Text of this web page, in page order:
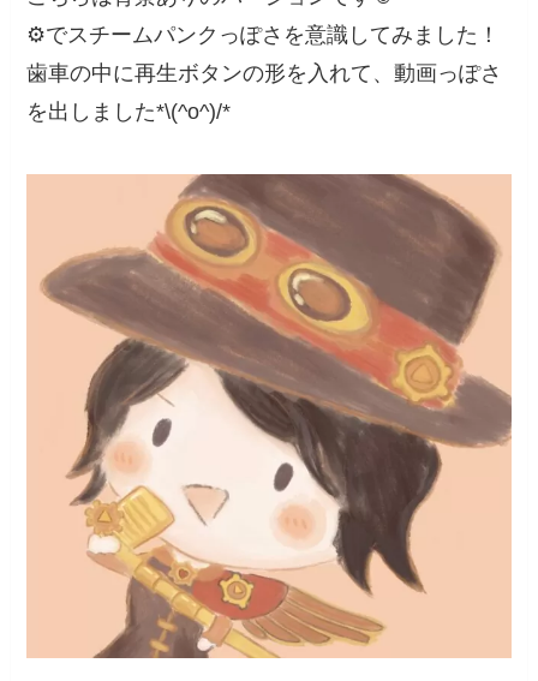
⚙でスチームパンクっぽさを意識してみました！
歯車の中に再生ボタンの形を入れて、動画っぽさ
を出しました*\(^o^)/*